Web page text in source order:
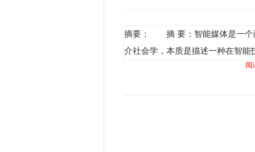
摘要： 摘 要：智能媒体是一个
介社会学，本质是描述一种在智能
阅